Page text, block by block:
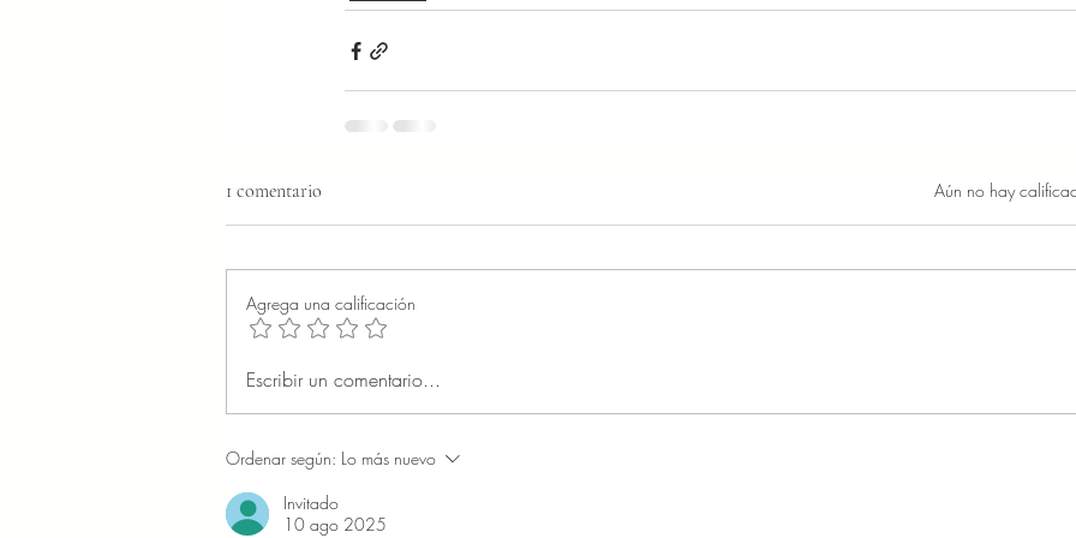
1 comentario Obtuvo 0 de 5 estrellas.
Aún no hay
Agrega una calificación
Escribir un comentario...
Ordenar según: Lo más nuevo
Invitado
10 ago 2025